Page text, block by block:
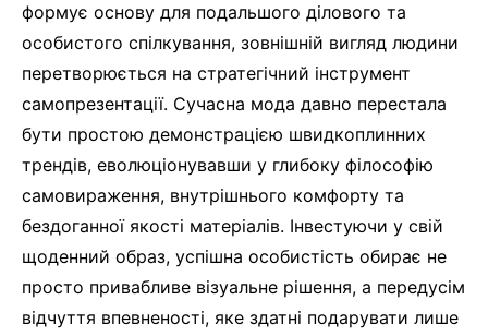
формує основу для подальшого ділового та
особистого спілкування, зовнішній вигляд людини
перетворюється на стратегічний інструмент
самопрезентації. Сучасна мода давно перестала
бути простою демонстрацією швидкоплинних
трендів, еволюціонувавши у глибоку філософію
самовираження, внутрішнього комфорту та
бездоганної якості матеріалів. Інвестуючи у свій
щоденний образ, успішна особистість обирає не
просто привабливе візуальне рішення, а передусім
відчуття впевненості, яке здатні подарувати лише